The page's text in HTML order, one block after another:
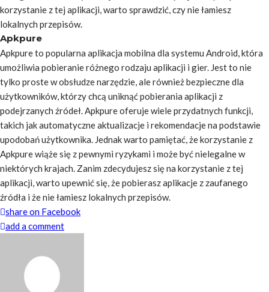
korzystanie z tej aplikacji, warto sprawdzić, czy nie łamiesz
lokalnych przepisów.
Apkpure
Apkpure to popularna aplikacja mobilna dla systemu Android, która
umożliwia pobieranie różnego rodzaju aplikacji i gier. Jest to nie
tylko proste w obsłudze narzędzie, ale również bezpieczne dla
użytkowników, którzy chcą uniknąć pobierania aplikacji z
podejrzanych źródeł. Apkpure oferuje wiele przydatnych funkcji,
takich jak automatyczne aktualizacje i rekomendacje na podstawie
upodobań użytkownika. Jednak warto pamiętać, że korzystanie z
Apkpure wiąże się z pewnymi ryzykami i może być nielegalne w
niektórych krajach. Zanim zdecydujesz się na korzystanie z tej
aplikacji, warto upewnić się, że pobierasz aplikacje z zaufanego
źródła i że nie łamiesz lokalnych przepisów.
share on Facebook
add a comment